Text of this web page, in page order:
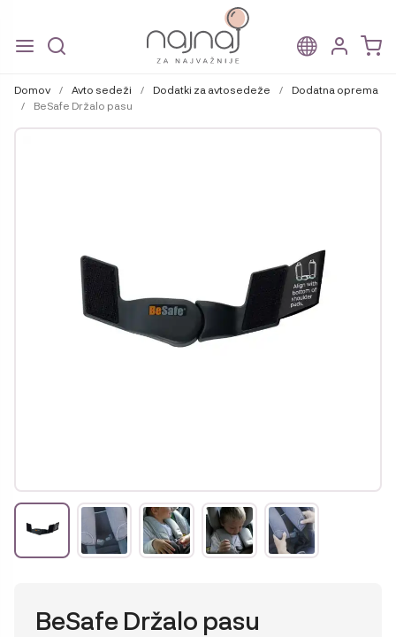
to
navigation
to
content
Domov / Avto sedeži / Dodatki za avtosedeže /
Dodatna oprema
/
BeSafe Držalo pasu
BeSafe Držalo pasu